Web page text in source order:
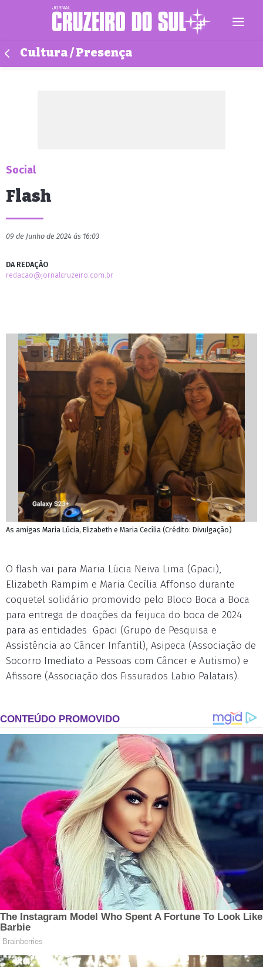
Cultura / Presença
Social
Flash
09 de Junho de 2024 às 16:03
DA REDAÇÃO
redacao@jornalcruzeiro.com.br
As amigas Maria Lúcia, Elizabeth e Maria Cecília (Crédito: Divulgação)
O flash vai para Maria Lúcia Neiva Lima (Gpaci),
Elizabeth Rampim e Maria Cecília Affonso durante
coquetel solidário promovido pelo Bloco Boca a Boca
para entrega de doações da feijuca do boca de 2024
para as entidades Gpaci (Grupo de Pesquisa e
Assistência ao Cãncer Infantil), Asipeca (Associação de
Socorro Imediato a Pessoas com Câncer e Autismo) e
Afissore (Associação dos Fissurados Labio Palatais).